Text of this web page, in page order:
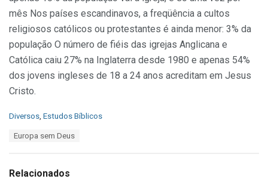
mês Nos países escandinavos, a freqüência a cultos
religiosos católicos ou protestantes é ainda menor: 3% da
população O número de fiéis das igrejas Anglicana e
Católica caiu 27% na Inglaterra desde 1980 e apenas 54%
dos jovens ingleses de 18 a 24 anos acreditam em Jesus
Cristo.
C
o
r
Diversos Estudos Bíblicos
:
Europa sem Deus
Relacionados